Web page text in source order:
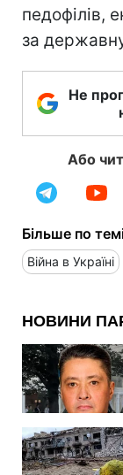
педофілів,
за
Не
Або
Більше по
Війна в Україні